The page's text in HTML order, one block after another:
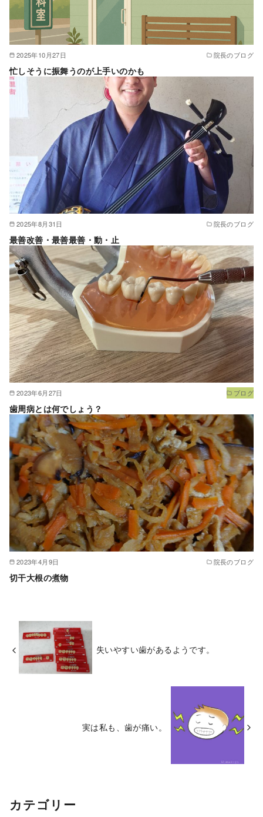
2025年10月27日 院長のブログ
忙しそうに振舞うのが上手いのかも
2025年8月31日 院長のブログ
最善改善・最善最善・動・止
2023年6月27日 ブログ
歯周病とは何でしょう？
2023年4月9日 院長のブログ
切干大根の煮物
失いやすい歯があるようです。
実は私も、歯が痛い。
カテゴリー